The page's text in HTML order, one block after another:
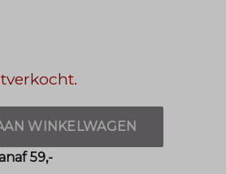
WINKELWAGEN
59,-